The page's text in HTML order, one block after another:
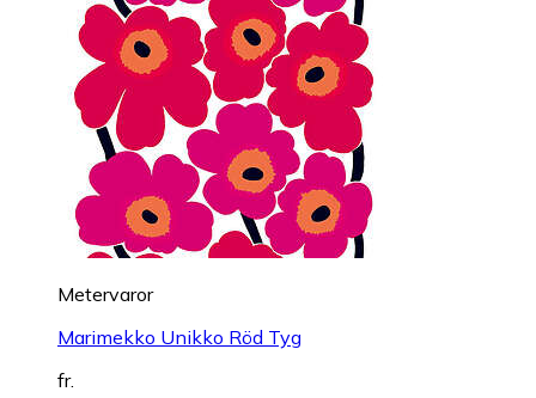
Metervaror
Marimekko Unikko Röd Tyg
fr.